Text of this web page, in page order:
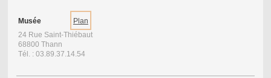
Musée
Plan
24 Rue Saint-Thiébaut
68800 Thann
Tél. : 03.89.37.14.54